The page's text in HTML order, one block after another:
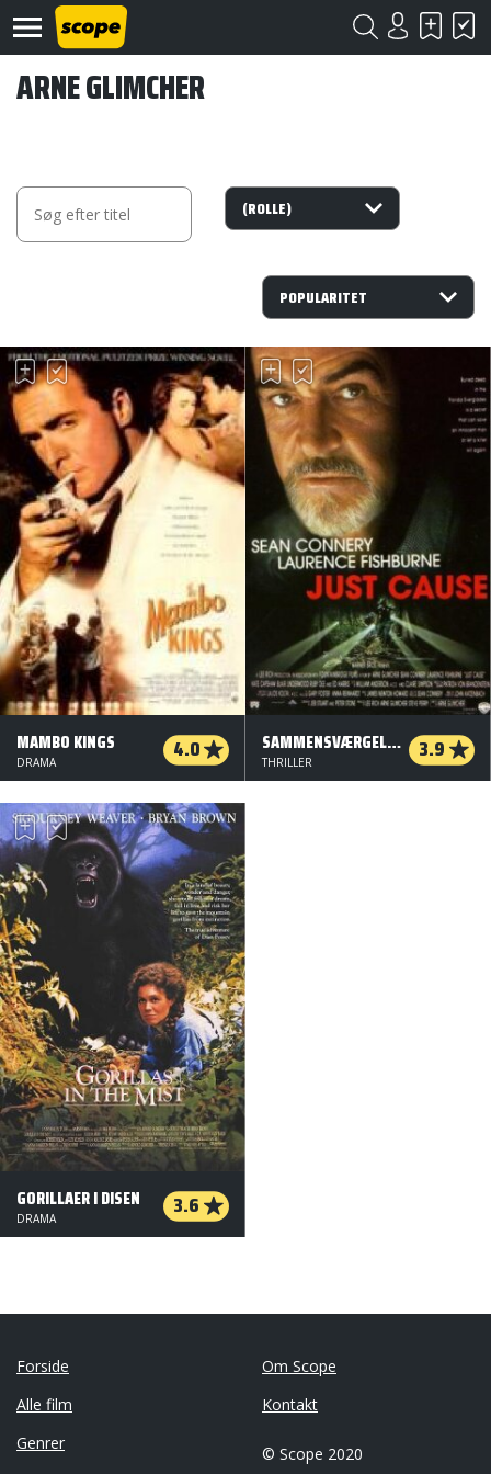
Om
©
Scope
2020
ARNE GLIMCHER
MAMBO KINGS 4.0
DRAMA
SAMMENSVÆRGELSEN 3.9
THRILLER
GORILLAER I DISEN 3.6
DRAMA
Forside
Alle film
Genrer
Om Scope
Kontakt
© Scope 2020